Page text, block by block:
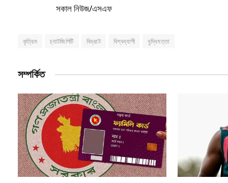
সকাল নিউজ/এসএফ
কৃত্রিম চ্যাটজিপিটি বিভ্রাট বিশ্বব্যাপী বুদ্ধিমত্তা
সম্পর্কিত